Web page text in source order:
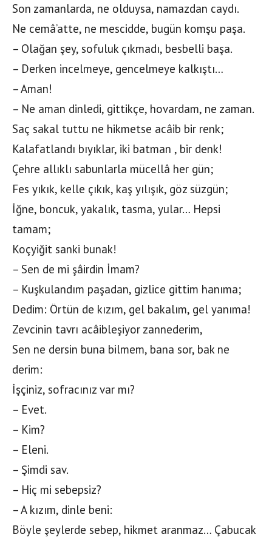
Son zamanlarda, ne olduysa, namazdan caydı.
Ne cemâ’atte, ne mescidde, bugün komşu paşa.
– Olağan şey, sofuluk çıkmadı, besbelli başa.
– Derken incelmeye, gencelmeye kalkıştı…
– Aman!
– Ne aman dinledi, gittikçe, hovardam, ne zaman.
Saç sakal tuttu ne hikmetse acâib bir renk;
Kalafatlandı bıyıklar, iki batman , bir denk!
Çehre allıklı sabunlarla mücellâ her gün;
Fes yıkık, kelle çıkık, kaş yılışık, göz süzgün;
İğne, boncuk, yakalık, tasma, yular… Hepsi
tamam;
Koçyiğit sanki bunak!
– Sen de mi şâirdin İmam?
– Kuşkulandım paşadan, gizlice gittim hanıma;
Dedim: Örtün de kızım, gel bakalım, gel yanıma!
Zevcinin tavrı acâibleşiyor zannederim,
Sen ne dersin buna bilmem, bana sor, bak ne
derim:
İşçiniz, sofracınız var mı?
– Evet.
– Kim?
– Eleni.
– Şimdi sav.
– Hiç mi sebepsiz?
– A kızım, dinle beni:
Böyle şeylerde sebep, hikmet aranmaz… Çabucak